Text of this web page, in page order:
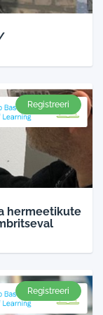
Registreeri
hermeetikute
Registreeri